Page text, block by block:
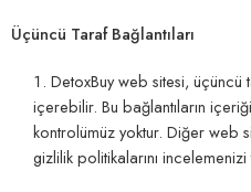
Üçüncü Taraf Bağlantıları
DetoxBuy web sitesi,
içerebilir. Bu bağlantıların
kontrolümüz yoktur. Diğer web
gizlilik politikalarını